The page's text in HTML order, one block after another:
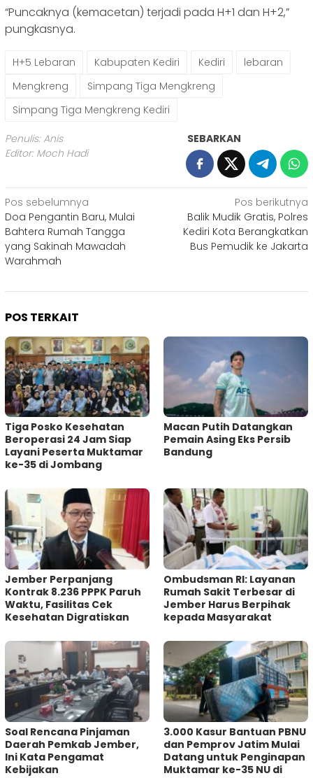
“Puncaknya (kemacetan) terjadi pada H+1 dan H+2,”
pungkasnya.
H+5 Lebaran Kabupaten Kediri Kediri
lebaran
Mengkreng
Simpang Tiga Mengkreng
Simpang Tiga Mengkreng Kediri
Penulis: Anis
Editor: Moch Hadi
SEBARKAN
Navigasi
pos
Pos sebelumnya
Doa Pengantin Baru, Mulai
Bahtera Rumah Tangga
yang Sakinah Mawadah
Warahmah
Pos berikutnya
Balik Mudik Gratis, Polres
Kediri Kota Berangkatkan
Bus Pemudik ke Jakarta
POS TERKAIT
Tiga Posko Kesehatan
Beroperasi 24 Jam Siap
Layani Peserta Muktamar
ke-35 di Jombang
Macan Putih Datangkan
Pemain Asing Eks Persib
Bandung
Jember Perpanjang
Kontrak 8.236 PPPK Paruh
Waktu, Fasilitas Cek
Kesehatan Digratiskan
Ombudsman RI: Layanan
Rumah Sakit Terbesar di
Jember Harus Berpihak
kepada Masyarakat
‎Soal Rencana Pinjaman
Daerah Pemkab Jember,
Ini Kata Pengamat
Kebijakan ‎
3.000 Kasur Bantuan PBNU
dan Pemprov Jatim Mulai
Datang untuk Penginapan
Muktamar ke-35 NU di